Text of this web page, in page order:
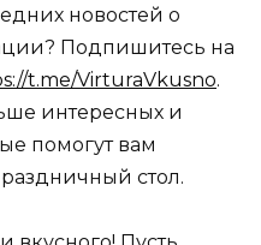
новостей о
Подпишитесь на
t.me/VirturaVkusno.
интересных и
помогут вам
стол.